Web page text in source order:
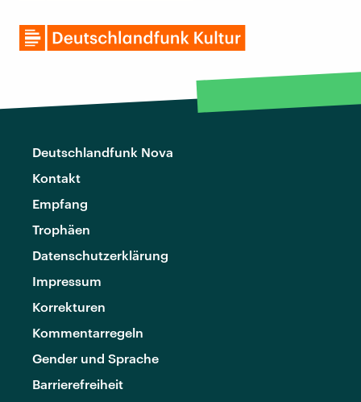
Deutschlandfunk Nova
Kontakt
Empfang
Trophäen
Datenschutzerklärung
Impressum
Korrekturen
Kommentarregeln
Gender und Sprache
Barrierefreiheit